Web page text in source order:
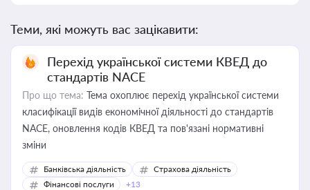
Теми, які можуть вас зацікавити:
Перехід української системи КВЕД до
стандартів NACE
Про що тема: Тема охоплює перехід української системи
класифікації видів економічної діяльності до стандартів
NACE, оновлення кодів КВЕД та пов'язані нормативні
зміни
Банківська діяльність
Страхова діяльність
Фінансові послуги
+13